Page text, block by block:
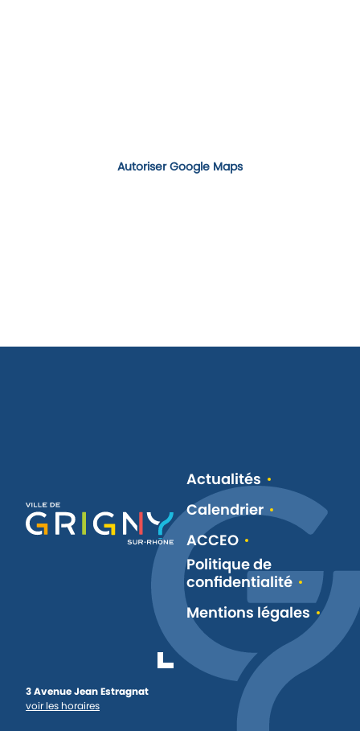
Autoriser Google Maps
3 Avenue Jean Estragnat
voir les horaires
Actualités
Calendrier
ACCEO
Politique de
confidentialité
Mentions légales